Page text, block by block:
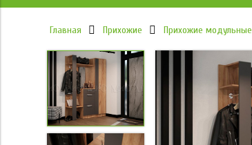
Главная Прихожие Прихожие модульные